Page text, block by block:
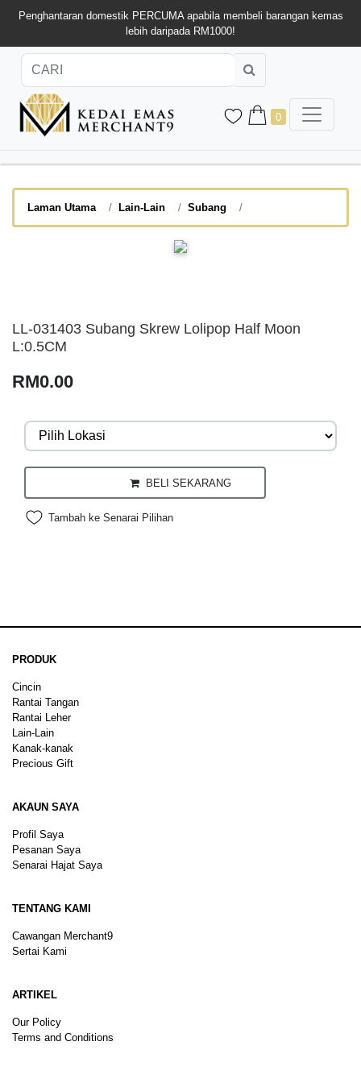
Penghantaran domestik PERCUMA apabila membeli barangan kemas
lebih daripada RM1000!
0
Laman Utama Lain-Lain Subang
LL-031403 Subang Skrew Lolipop Half Moon
L:0.5CM
RM0.00
BELI SEKARANG
Tambah ke Senarai Pilihan
PRODUK
Cincin
Rantai Tangan
Rantai Leher
Lain-Lain
Kanak-kanak
Precious Gift
AKAUN SAYA
Profil Saya
Pesanan Saya
Senarai Hajat Saya
TENTANG KAMI
Cawangan Merchant9
Sertai Kami
ARTIKEL
Our Policy
Terms and Conditions